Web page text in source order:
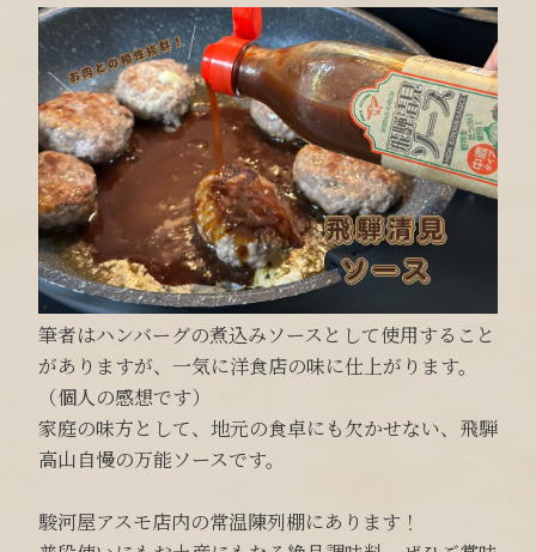
筆者はハンバーグの煮込みソースとして使用すること
がありますが、一気に洋食店の味に仕上がります。
（個人の感想です）
家庭の味方として、地元の食卓にも欠かせない、飛騨
高山自慢の万能ソースです。
駿河屋アスモ店内の常温陳列棚にあります！